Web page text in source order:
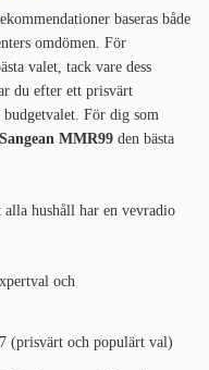
baseras både
omdömen. För
valet, tack vare dess
du efter ett prisvärt
budgetvalet. För dig som
Sangean MMR99 den bästa
alla hushåll har en vevradio
och
(prisvärt och populärt val)